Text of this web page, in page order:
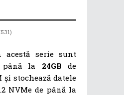
acestă serie sunt
până la 24GB de
și stochează datele
NVMe de până la